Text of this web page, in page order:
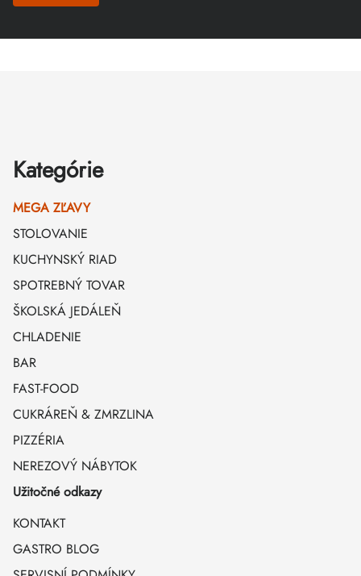
Kategórie
MEGA ZĽAVY
STOLOVANIE
KUCHYNSKÝ RIAD
SPOTREBNÝ TOVAR
ŠKOLSKÁ JEDÁLEŇ
CHLADENIE
BAR
FAST-FOOD
CUKRÁREŇ & ZMRZLINA
PIZZÉRIA
NEREZOVÝ NÁBYTOK
Užitočné odkazy
KONTAKT
GASTRO BLOG